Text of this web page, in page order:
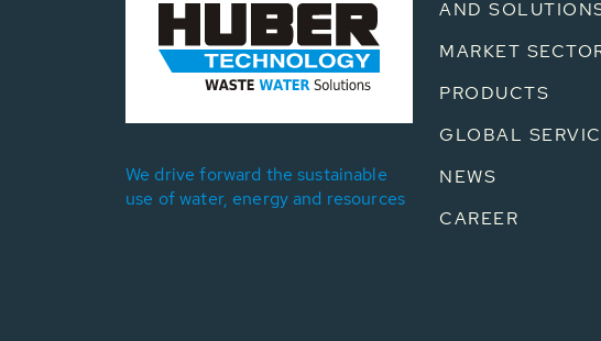
We drive forward the sustainable
use of water, energy and resources
AND
MARKET
PRODUCTS
GLOBAL
NEWS
CAREER